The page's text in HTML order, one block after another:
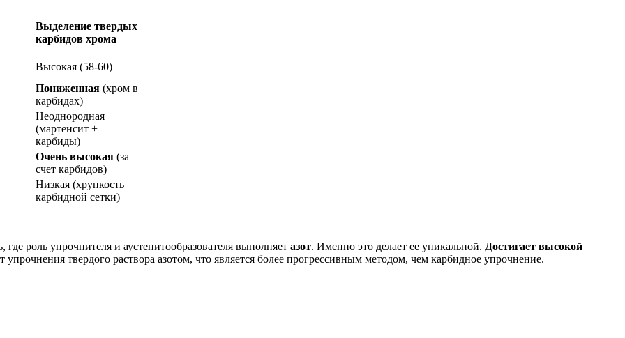
Выделение твердых
карбидов хрома
Высокая (58-60)
Пониженная (хром в
карбидах)
Неоднородная
(мартенсит +
карбиды)
Очень высокая (за
счет карбидов)
Низкая (хрупкость
карбидной сетки)
роль упрочнителя и аустенитообразователя выполняет азот. Именно это делает ее уникальной. Достигает высокой
упрочнения твердого раствора азотом, что является более прогрессивным методом, чем карбидное упрочнение.